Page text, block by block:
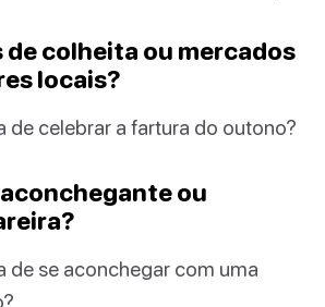
de colheita ou mercados
locais?
de celebrar a fartura do outono?
ou
de se aconchegar com uma